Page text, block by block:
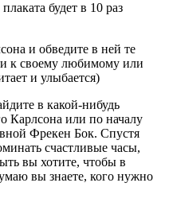
будет в 10 раз
и обведите в ней те
к своему любимому или
и улыбается)
в какой-нибудь
Карлсона или по началу
Фрекен Бок. Спустя
счастливые часы,
вы хотите, чтобы в
вы знаете, кого нужно